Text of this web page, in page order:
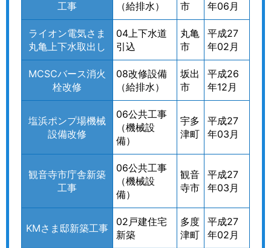
工事 （給排水） 市 年06月
ライオン電気さま
丸亀上下水取出し
04上下水道
引込
丸亀
市
平成27
年02月
MCSCバース消火
栓改修
08改修設備
（給排水）
坂出
市
平成26
年12月
塩浜ポンプ場機械
設備改修
06公共工事
（機械設
備）
宇多
津町
平成27
年03月
観音寺市庁舎新築
工事
06公共工事
（機械設
備）
観音
寺市
平成27
年03月
KMさま邸新築工事
02戸建住宅
新築
多度
津町
平成27
年02月